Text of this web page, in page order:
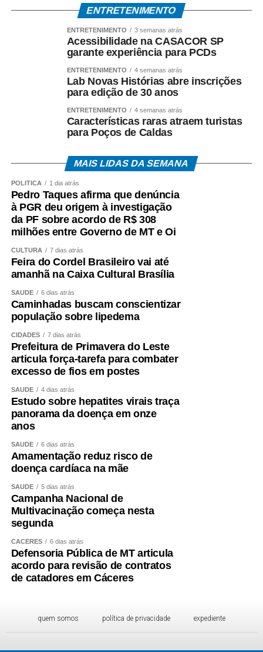
ENTRETENIMENTO
ENTRETENIMENTO 3 semanas atrás
Acessibilidade na CASACOR SP
garante experiência para PCDs
ENTRETENIMENTO 4 semanas atrás
Lab Novas Histórias abre inscrições
para edição de 30 anos
ENTRETENIMENTO 4 semanas atrás
Características raras atraem turistas
para Poços de Caldas
MAIS LIDAS DA SEMANA
POLÍTICA 1 dia atrás
Pedro Taques afirma que denúncia
à PGR deu origem à investigação
da PF sobre acordo de R$ 308
milhões entre Governo de MT e Oi
CULTURA 7 dias atrás
Feira do Cordel Brasileiro vai até
amanhã na Caixa Cultural Brasília
SAÚDE 6 dias atrás
Caminhadas buscam conscientizar
população sobre lipedema
CIDADES 7 dias atrás
Prefeitura de Primavera do Leste
articula força-tarefa para combater
excesso de fios em postes
SAÚDE 4 dias atrás
Estudo sobre hepatites virais traça
panorama da doença em onze
anos
SAÚDE 6 dias atrás
Amamentação reduz risco de
doença cardíaca na mãe
SAÚDE 5 dias atrás
Campanha Nacional de
Multivacinação começa nesta
segunda
CÁCERES 6 dias atrás
Defensoria Pública de MT articula
acordo para revisão de contratos
de catadores em Cáceres
quem somos política de privacidade expediente